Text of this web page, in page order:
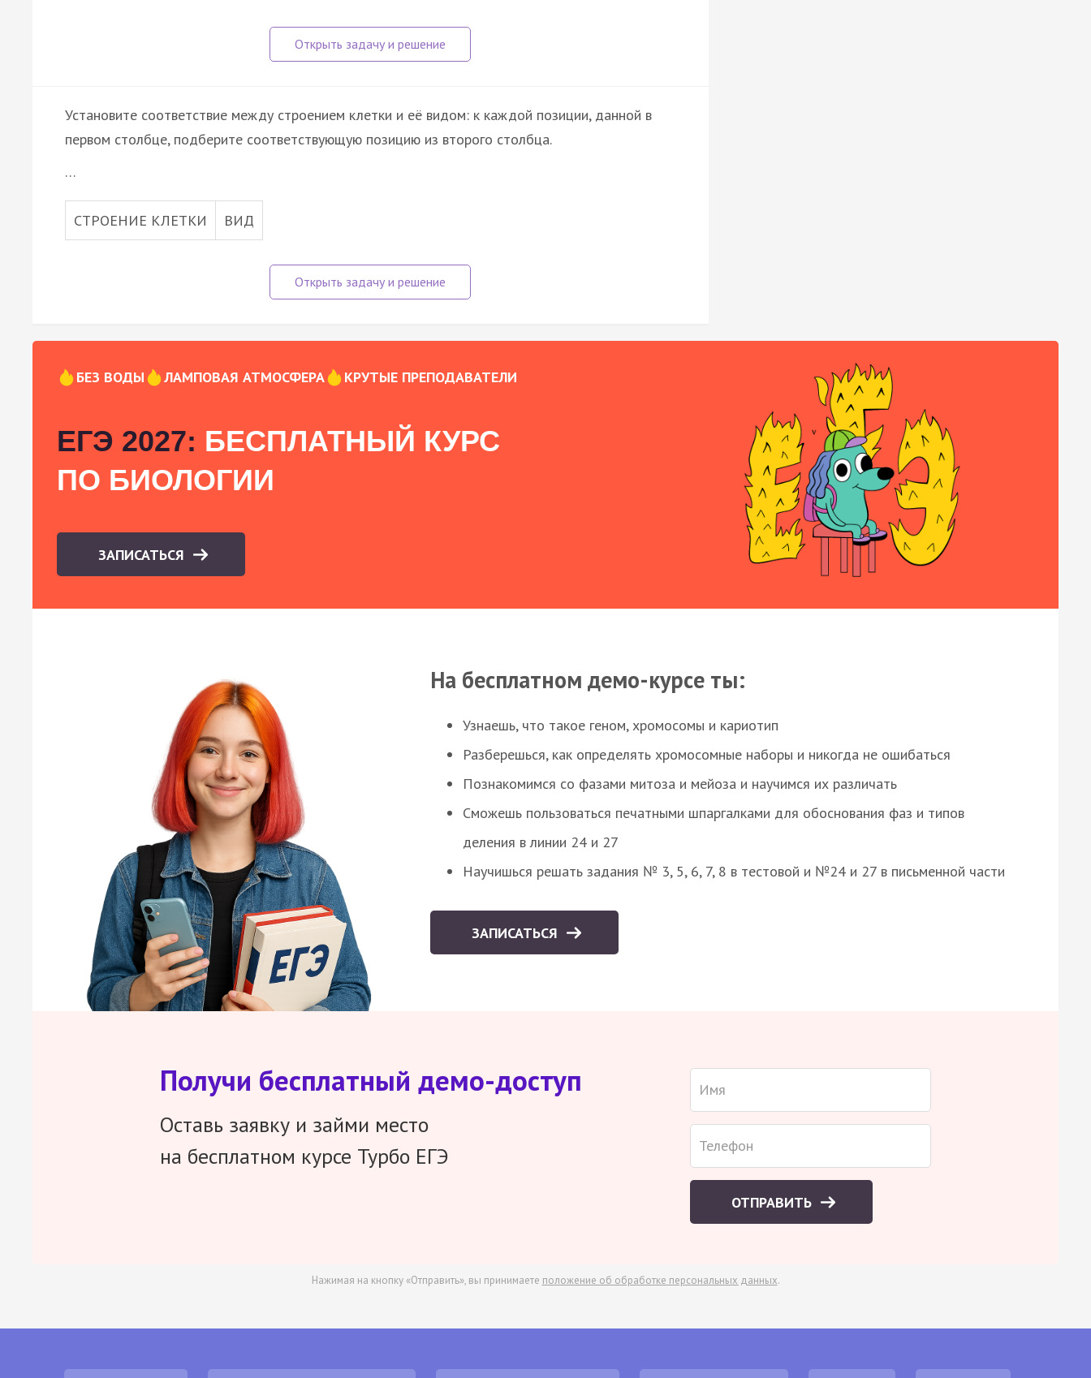
Установите соответствие между строением клетки и её видом: к каждой позиции, данной в
первом столбце, подберите соответствующую позицию из второго столбца.
…
СТРОЕНИЕ КЛЕТКИ ВИД
БЕЗ ВОДЫ ЛАМПОВАЯ АТМОСФЕРА КРУТЫЕ ПРЕПОДАВАТЕЛИ
ЕГЭ 2027: БЕСПЛАТНЫЙ КУРС
ПО БИОЛОГИИ
ЗАПИСАТЬСЯ
На бесплатном демо-курсе ты:
Узнаешь, что такое геном, хромосомы и кариотип
Разберешься, как определять хромосомные наборы и никогда не ошибаться
Познакомимся со фазами митоза и мейоза и научимся их различать
Сможешь пользоваться печатными шпаргалками для обоснования фаз и типов
деления в линии 24 и 27
Научишься решать задания № 3, 5, 6, 7, 8 в тестовой и №24 и 27 в письменной части
ЗАПИСАТЬСЯ
Получи бесплатный демо-доступ
Оставь заявку и займи место
на бесплатном курсе Турбо ЕГЭ
ОТПРАВИТЬ
Нажимая на кнопку «Отправить», вы принимаете положение об обработке персональных данных.